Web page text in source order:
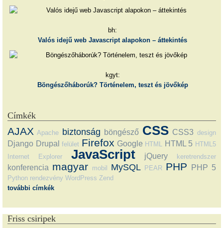
bh:
Valós idejű web Javascript alapokon – áttekintés
kgyt:
Böngészőháborúk? Történelem, teszt és jövőkép
Címkék
AJAX Apache biztonság böngésző CSS CSS3 design
Django Drupal felület Firefox Google HTML HTML 5 HTML5
Internet Explorer
JavaScript jQuery keretrendszer
konferencia magyar mobil MySQL PEAR PHP PHP 5
Python rendezvény WordPress Zend
további címkék
Friss csiripek